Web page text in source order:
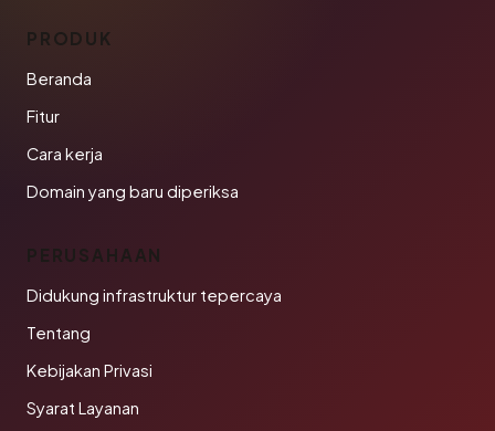
PRODUK
Beranda
Fitur
Cara kerja
Domain yang baru diperiksa
PERUSAHAAN
Didukung infrastruktur tepercaya
Tentang
Kebijakan Privasi
Syarat Layanan